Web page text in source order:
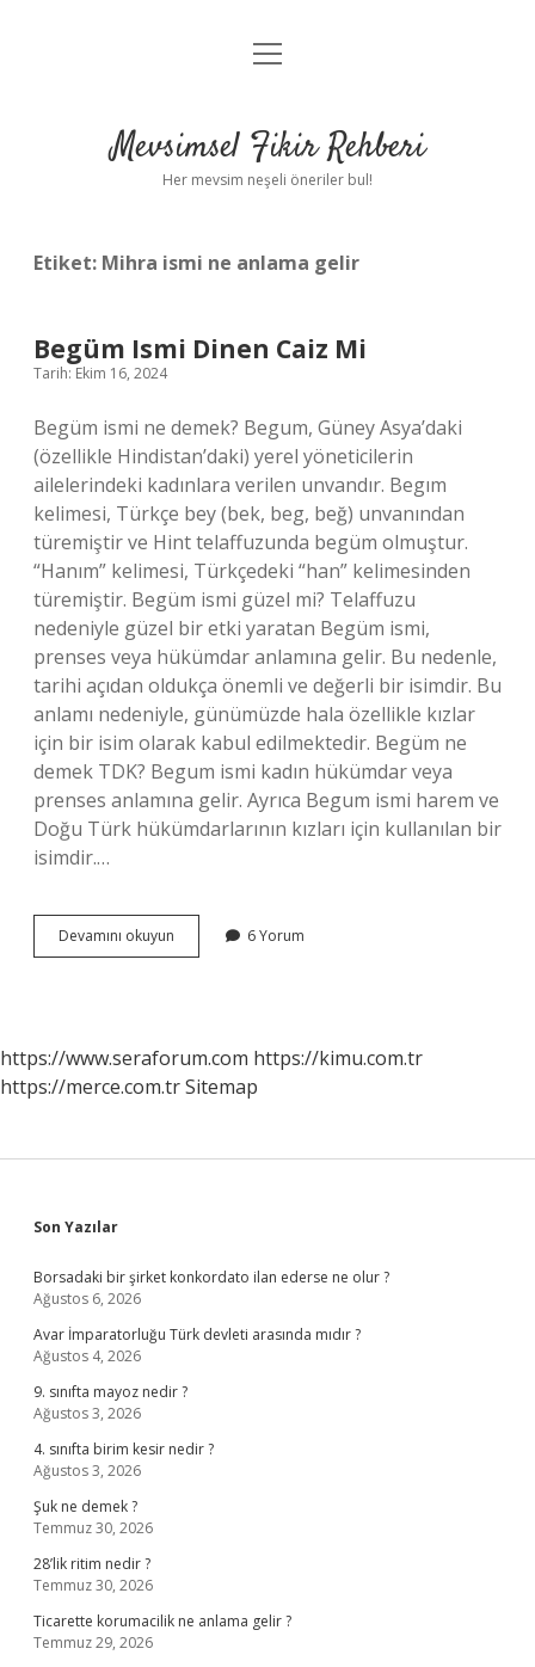
Anasayfa
Yasal Uyarı
menüyü
Mevsimsel Fikir Rehberi
Her mevsim neşeli öneriler bul!
Etiket: Mihra ismi ne anlama gelir
Begüm Ismi Dinen Caiz Mi
Tarih: Ekim 16, 2024
Begüm ismi ne demek? Begum, Güney Asya’daki
(özellikle Hindistan’daki) yerel yöneticilerin
ailelerindeki kadınlara verilen unvandır. Begım
kelimesi, Türkçe bey (bek, beg, beğ) unvanından
türemiştir ve Hint telaffuzunda begüm olmuştur.
“Hanım” kelimesi, Türkçedeki “han” kelimesinden
türemiştir. Begüm ismi güzel mi? Telaffuzu
nedeniyle güzel bir etki yaratan Begüm ismi,
prenses veya hükümdar anlamına gelir. Bu nedenle,
tarihi açıdan oldukça önemli ve değerli bir isimdir. Bu
anlamı nedeniyle, günümüzde hala özellikle kızlar
için bir isim olarak kabul edilmektedir. Begüm ne
demek TDK? Begum ismi kadın hükümdar veya
prenses anlamına gelir. Ayrıca Begum ismi harem ve
Doğu Türk hükümdarlarının kızları için kullanılan bir
isimdir.…
Devamını okuyun
Ismi
6 Yorum
https://www.seraforum.com https://kimu.com.tr
https://merce.com.trSitemap
Sidebar
Son Yazılar
Borsadaki bir şirket konkordato ilan ederse ne olur ?
Ağustos 6, 2026
Avar İmparatorluğu Türk devleti arasında mıdır ?
Ağustos 4, 2026
9. sınıfta mayoz nedir ?
Ağustos 3, 2026
4. sınıfta birim kesir nedir ?
Ağustos 3, 2026
Şuk ne demek ?
Temmuz 30, 2026
28’lik ritim nedir ?
Temmuz 30, 2026
Ticarette korumacilik ne anlama gelir ?
Temmuz 29, 2026